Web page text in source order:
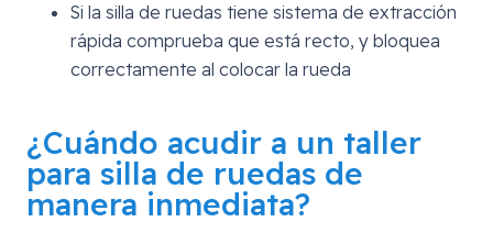
Si la silla de ruedas tiene sistema de extracción
rápida comprueba que está recto, y bloquea
correctamente al colocar la rueda
¿Cuándo acudir a un taller
para silla de ruedas de
manera inmediata?